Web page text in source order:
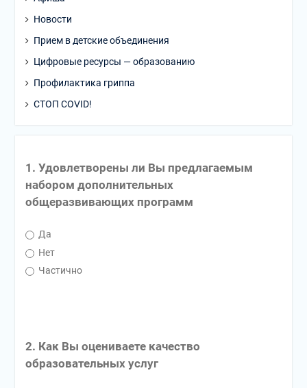
Новости
Прием в детские объединения
Цифровые ресурсы — образованию
Профилактика гриппа
СТОП COVID!
1. Удовлетворены ли Вы предлагаемым
набором дополнительных
общеразвивающих программ
Да
Нет
Частично
2. Как Вы оцениваете качество
образовательных услуг